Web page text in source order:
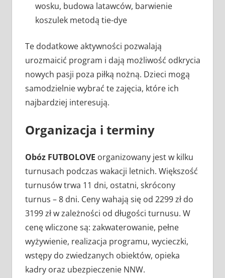
wosku, budowa latawców, barwienie
koszulek metodą tie-dye
Te dodatkowe aktywności pozwalają
urozmaicić program i dają możliwość odkrycia
nowych pasji poza piłką nożną. Dzieci mogą
samodzielnie wybrać te zajęcia, które ich
najbardziej interesują.
Organizacja i terminy
Obóz FUTBOLOVE organizowany jest w kilku
turnusach podczas wakacji letnich. Większość
turnusów trwa 11 dni, ostatni, skrócony
turnus – 8 dni. Ceny wahają się od 2299 zł do
3199 zł w zależności od długości turnusu. W
cenę wliczone są: zakwaterowanie, pełne
wyżywienie, realizacja programu, wycieczki,
wstępy do zwiedzanych obiektów, opieka
kadry oraz ubezpieczenie NNW.